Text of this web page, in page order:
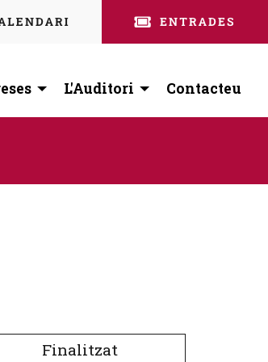
L'Auditori Contacteu
Finalitzat